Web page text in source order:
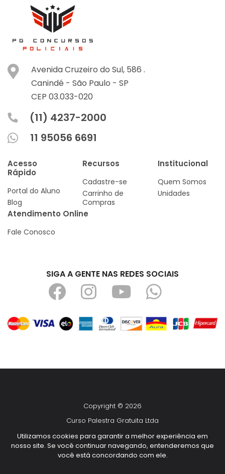
Avenida Cruzeiro do Sul, 586 .
Canindé - São Paulo - SP
CEP 03.033-020
(11) 4237-2000
11 95056 6691
Acesso
Rápido
Portal do Aluno
Blog
Recursos
Cadastre-se
Carrinho de
Compras
Institucional
Quem Somos
Unidades
Atendimento Online
Fale Conosco
SIGA A GENTE NAS REDES SOCIAIS
Copyright © 2026
Curso Palestra Gratuita Ltda
CNPJ 14.292.947/0001-28
Todos os direitos reservados
Utilizamos cookies para garantir a melhor experiência em
nosso site. Se você continuar navegando, entenderemos que
você está concordando com ele.